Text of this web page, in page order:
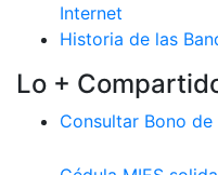
Internet
Historia de las
Lo +
Consultar Bono